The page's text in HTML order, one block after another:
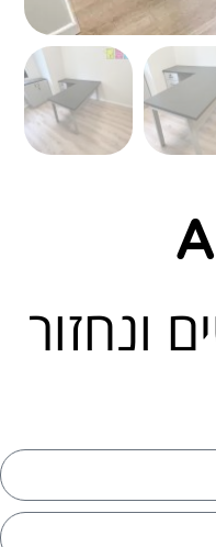
ונחזור